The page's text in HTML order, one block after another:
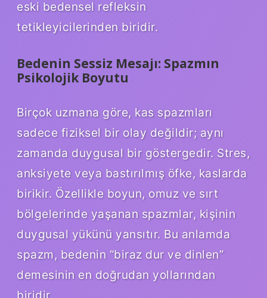
eski bedensel refleksin
tetikleyicilerinden biridir.
Bedenin Sessiz Mesajı: Spazmın
Psikolojik Boyutu
Birçok uzmana göre, kas spazmları
sadece fiziksel bir olay değildir; aynı
zamanda duygusal bir göstergedir. Stres,
anksiyete veya bastırılmış öfke, kaslarda
birikir. Özellikle boyun, omuz ve sırt
bölgelerinde yaşanan spazmlar, kişinin
duygusal yükünü yansıtır. Bu anlamda
spazm, bedenin “biraz dur ve dinlen”
demesinin en doğrudan yollarından
biridir.